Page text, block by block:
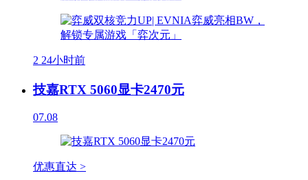
2 24小时前
技嘉RTX 5060显卡2470元
07.08
优惠直达 >